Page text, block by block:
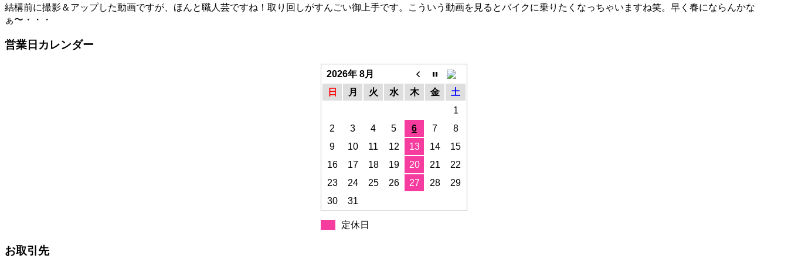
結構前に撮影＆アップした動画ですが、ほんと職人芸ですね！取り回しがすんごい御上手です。こういう動画を見るとバイクに乗りたくなっちゃいますね笑。早く春にならんかな
ぁ〜・・・
営業日カレンダー
2026年 8月
日
月 火 水 木 金
土
1
2
3 4 5 6 7
8
9
10 11 12 13 14
15
16
17 18 19 20 21
22
23
24 25 26 27 28
29
30
31
定休日
お取引先